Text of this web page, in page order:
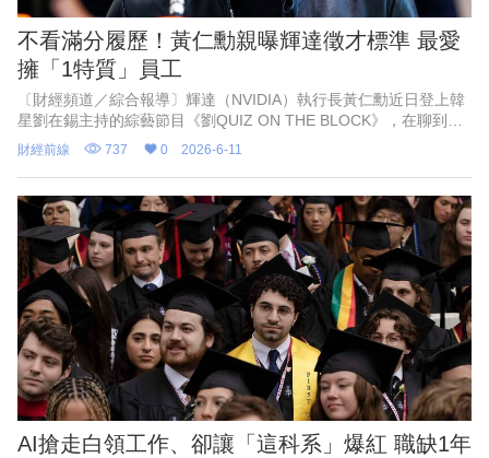
不看滿分履歷！黃仁勳親曝輝達徵才標準 最愛
擁「1特質」員工
〔財經頻道／綜合報導〕輝達（NVIDIA）執行長黃仁勳近日登上韓
星劉在錫主持的綜藝節目《劉QUIZ ON THE BLOCK》，在聊到企
業經營與人才招募時，他指出，在這個AI時代高智商已不是最稀缺
的能
財經前線 737 0 2026-6-11
AI搶走白領工作、卻讓「這科系」爆紅 職缺1年